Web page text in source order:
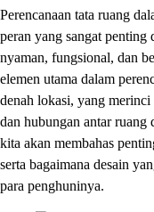
Perencanaan tata ruang
peran yang sangat
nyaman, fungsional, dan
elemen utama dalam
denah lokasi, yang
dan hubungan antar ruang
kita akan membahas
serta bagaimana desain
para penghuninya.